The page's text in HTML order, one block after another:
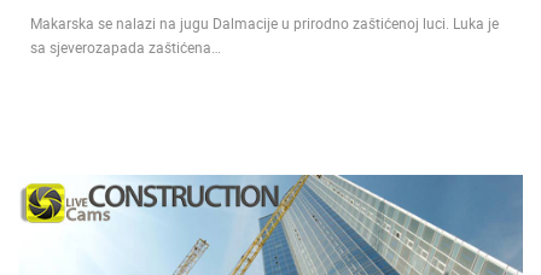
Makarska se nalazi na jugu Dalmacije u prirodno zaštićenoj luci. Luka je
sa sjeverozapada zaštićena…